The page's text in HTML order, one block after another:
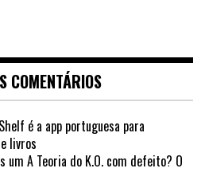
COMENTÁRIOS
é a app portuguesa para
livros
um A Teoria do K.O. com defeito? O